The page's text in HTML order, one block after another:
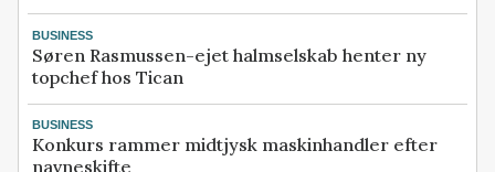
BUSINESS
Søren Rasmussen-ejet halmselskab henter ny
topchef hos Tican
BUSINESS
Konkurs rammer midtjysk maskinhandler efter
navneskifte